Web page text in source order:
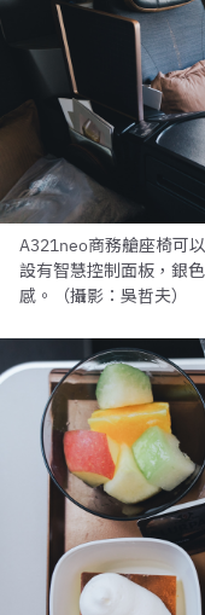
A321neo商務艙座椅可
設有智慧控制面板，銀
感。（攝影：吳哲夫）